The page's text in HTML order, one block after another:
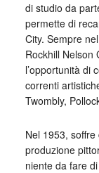
di studio da
permette di
City. Sempre
Rockhill Nelson
l’opportunità di
correnti
Twombly,
Nel 1953,
produzione
niente da fare